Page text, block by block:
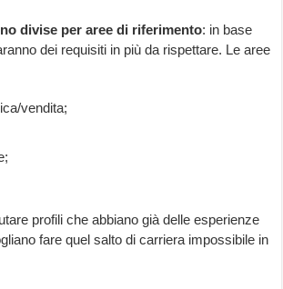
divise per aree di riferimento: in base
dei requisiti in più da rispettare. Le aree
vendita;
profili che abbiano già delle esperienze
fare quel salto di carriera impossibile in